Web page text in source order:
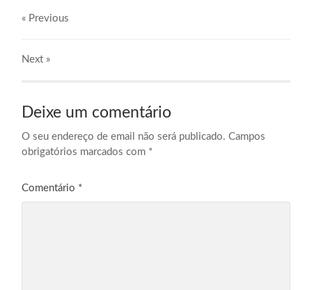
« Previous
Next »
Deixe um comentário
O seu endereço de email não será publicado. Campos
obrigatórios marcados com *
Comentário *